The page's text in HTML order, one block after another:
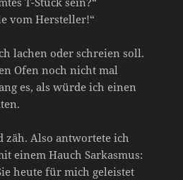
vom Hersteller!“
lachen oder schreien soll.
Ofen noch nicht mal
es, als würde ich einen
zäh. Also antwortete ich
einem Hauch Sarkasmus:
heute für mich geleistet